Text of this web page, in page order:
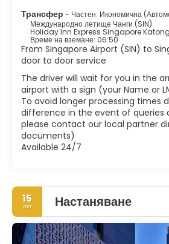
включват музеи от световна класа,
магазини, Марина Бей и тучни
Сингапур има страхотна храна. Тъй
етнически групи, Сингапур е създал
вкусове и текстури в тяхната кухня.
Сингапур е един от най-оживените и
Азия с тропически климат, с вкусна
и оживен нощен живот, той се
Трансфер - Частен: Икономична
Международно летище Чанги (SIN)
Holiday Inn Express Singapore
Време на вземане: 06:50
From Singapore Airport (SIN) to
door to door service
The driver will wait for you in the
airport with a sign (your Name or
To avoid longer processing times
difference in the event of queries
please contact our local partner
documents)
Available 24/7
15
окт Настаняване